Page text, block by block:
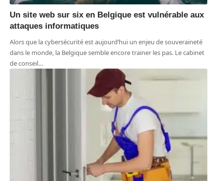
Un site web sur six en Belgique est vulnérable aux
attaques informatiques
Alors que la cybersécurité est aujourd’hui un enjeu de souveraineté
dans le monde, la Belgique semble encore trainer les pas. Le cabinet
de conseil…